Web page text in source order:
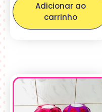
Adicionar ao
carrinho